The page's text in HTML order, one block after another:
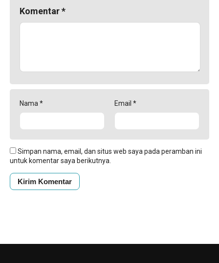
Komentar*
Nama * Email *
Simpan nama, email, dan situs web saya pada peramban ini
untuk komentar saya berikutnya.